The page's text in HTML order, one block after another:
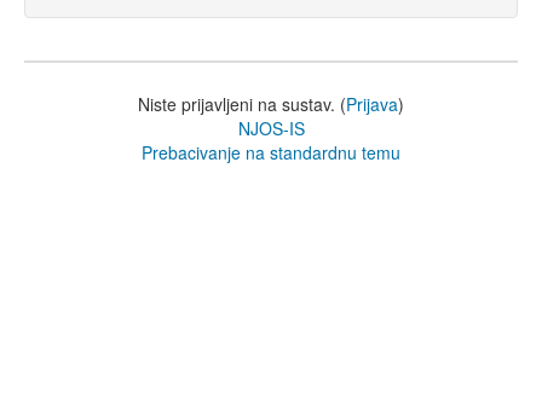
Niste prijavljeni na sustav. (Prijava)
NJOS-IS
Prebacivanje na standardnu temu